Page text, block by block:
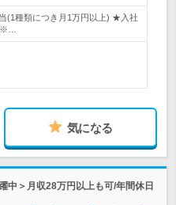
(1種類につき月1万円以上) ★入社
※…
気になる
中＞月収28万円以上も可/年間休日